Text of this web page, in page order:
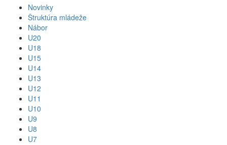
Novinky
Štruktúra mládeže
Nábor
U20
U18
U15
U14
U13
U12
U11
U10
U9
U8
U7